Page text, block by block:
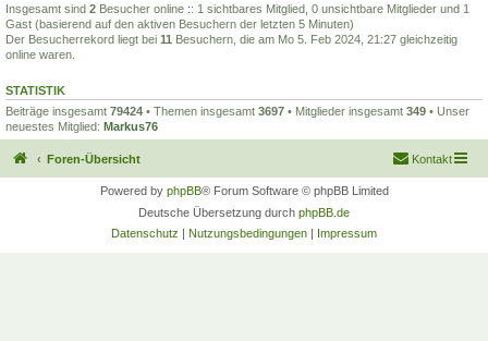
Insgesamt sind 2 Besucher online :: 1 sichtbares Mitglied, 0 unsichtbare Mitglieder und 1
Gast (basierend auf den aktiven Besuchern der letzten 5 Minuten)
Der Besucherrekord liegt bei 11 Besuchern, die am Mo 5. Feb 2024, 21:27 gleichzeitig
online waren.
STATISTIK
Beiträge insgesamt 79424 • Themen insgesamt 3697 • Mitglieder insgesamt 349 • Unser
neuestes Mitglied: Markus76
Foren-Übersicht Kontakt
Powered by phpBB® Forum Software © phpBB Limited
Deutsche Übersetzung durch phpBB.de
Datenschutz | Nutzungsbedingungen | Impressum